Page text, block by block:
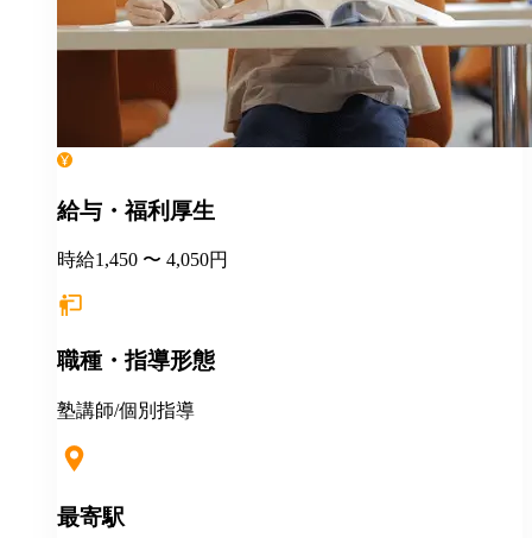
給与・福利厚生
時給1,450 〜 4,050円
職種・指導形態
塾講師/個別指導
最寄駅